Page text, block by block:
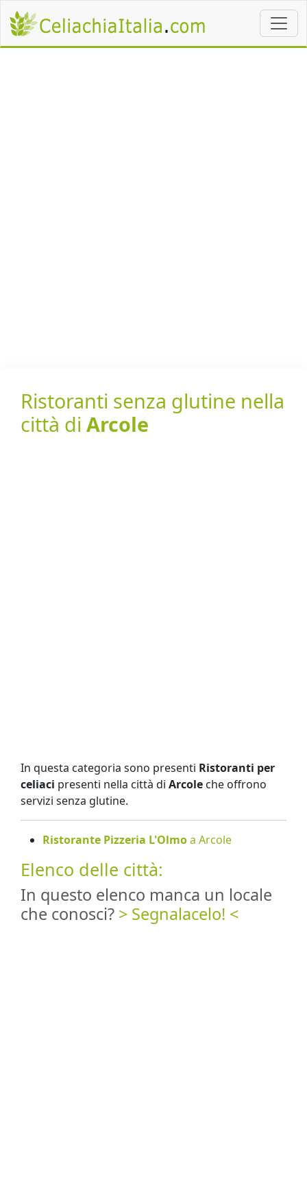
Ristoranti senza glutine nella
città di Arcole
In questa categoria sono presenti Ristoranti per
celiaci presenti nella città di Arcole che offrono
servizi senza glutine.
Ristorante Pizzeria L'Olmoa Arcole
Elenco delle città:
In questo elenco manca un locale
che conosci? > Segnalacelo! <